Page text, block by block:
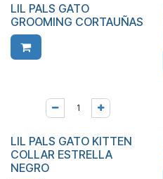
LIL PALS GATO
GROOMING CORTAUÑAS
LIL PALS GATO KITTEN
COLLAR ESTRELLA
NEGRO